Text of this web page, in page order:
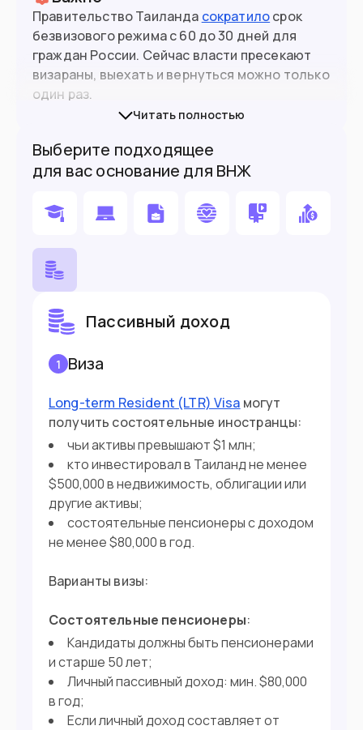
Правительство Таиланда сократилосрок
безвизового режима с 60 до 30 дней для
граждан России. Сейчас власти пресекают
визараны, выехать и вернуться можно только
один раз.
въезжающих в Таиланд, стала обязательной
цифровая карта прибытия(TDAC) — она
выдавали на границе. Цифровую карту
заранее на сайте или заполнить в аэропорту.
Минтуризма Таиланда запустило веб-портал
для путешественников
Население
Вы работаете удаленно
Вы ищите работу в Таиланде
Готовы инвестировать от $19,600
Хотите поступить на учебные курсы
Въезд в страну
Читать полностью
Выберите подходящее
для вас основание для ВНЖ
Пассивный доход
1 Виза
Long-term Resident (LTR) Visa могут
получить cостоятельные иностранцы:
чьи активы превышают $1 млн;
кто инвестировал в Таиланд не менее
$500,000 в недвижимость, облигации или
другие активы;
состоятельные пенсионеры с доходом
не менее $80,000 в год.
Варианты визы:
Состоятельные пенсионеры:
Кандидаты должны быть пенсионерами
и старше 50 лет;
Личный пассивный доход: мин. $80,000
в год;
Если личный доход составляет от